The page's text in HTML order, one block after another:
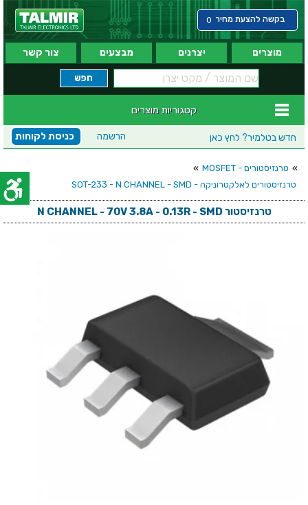
בקשה להצעת מחיר 0
מוצרים יצרנים מבצעים צור קשר
קטגוריות מוצרים
חדש בטלמיר? לחץ כאן כניסת לקוחות הרשמה
» טרנזיסטורים - MOSFET
»
טרנזיסטורים לאלקטרוניקה - SOT-233 - N CHANNEL - SMD
טרנזיסטור N CHANNEL - 70V 3.8A - 0.13R - SMD